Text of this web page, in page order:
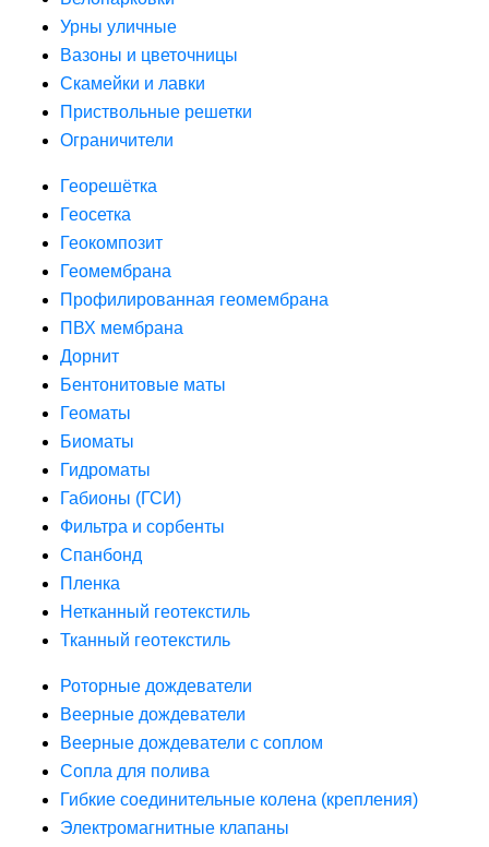
Урны уличные
Вазоны и цветочницы
Скамейки и лавки
Приствольные решетки
Ограничители
Георешётка
Геосетка
Геокомпозит
Геомембрана
Профилированная геомембрана
ПВХ мембрана
Дорнит
Бентонитовые маты
Геоматы
Биоматы
Гидроматы
Габионы (ГСИ)
Фильтра и сорбенты
Спанбонд
Пленка
Нетканный геотекстиль
Тканный геотекстиль
Роторные дождеватели
Веерные дождеватели
Веерные дождеватели с соплом
Сопла для полива
Гибкие соединительные колена (крепления)
Электромагнитные клапаны